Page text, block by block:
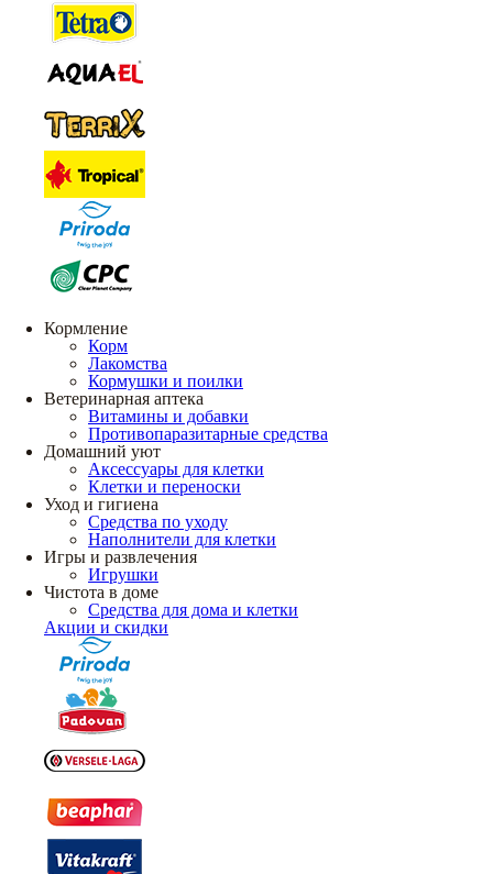
Кормление
Корм
Лакомства
Кормушки и поилки
Ветеринарная аптека
Витамины и добавки
Противопаразитарные средства
Домашний уют
Аксессуары для клетки
Клетки и переноски
Уход и гигиена
Средства по уходу
Наполнители для клетки
Игры и развлечения
Игрушки
Чистота в доме
Средства для дома и клетки
Акции и скидки